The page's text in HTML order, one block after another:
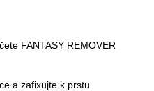
FANTASY REMOVER
a zafixujte k prstu